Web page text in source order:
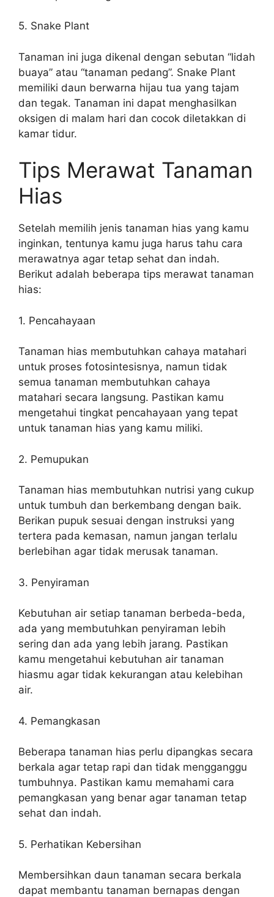
5. Snake Plant
Tanaman ini juga dikenal dengan sebutan “lidah
buaya” atau “tanaman pedang”. Snake Plant
memiliki daun berwarna hijau tua yang tajam
dan tegak. Tanaman ini dapat menghasilkan
oksigen di malam hari dan cocok diletakkan di
kamar tidur.
Tips Merawat Tanaman
Hias
Setelah memilih jenis tanaman hias yang kamu
inginkan, tentunya kamu juga harus tahu cara
merawatnya agar tetap sehat dan indah.
Berikut adalah beberapa tips merawat tanaman
hias:
1. Pencahayaan
Tanaman hias membutuhkan cahaya matahari
untuk proses fotosintesisnya, namun tidak
semua tanaman membutuhkan cahaya
matahari secara langsung. Pastikan kamu
mengetahui tingkat pencahayaan yang tepat
untuk tanaman hias yang kamu miliki.
2. Pemupukan
Tanaman hias membutuhkan nutrisi yang cukup
untuk tumbuh dan berkembang dengan baik.
Berikan pupuk sesuai dengan instruksi yang
tertera pada kemasan, namun jangan terlalu
berlebihan agar tidak merusak tanaman.
3. Penyiraman
Kebutuhan air setiap tanaman berbeda-beda,
ada yang membutuhkan penyiraman lebih
sering dan ada yang lebih jarang. Pastikan
kamu mengetahui kebutuhan air tanaman
hiasmu agar tidak kekurangan atau kelebihan
air.
4. Pemangkasan
Beberapa tanaman hias perlu dipangkas secara
berkala agar tetap rapi dan tidak mengganggu
tumbuhnya. Pastikan kamu memahami cara
pemangkasan yang benar agar tanaman tetap
sehat dan indah.
5. Perhatikan Kebersihan
Membersihkan daun tanaman secara berkala
dapat membantu tanaman bernapas dengan